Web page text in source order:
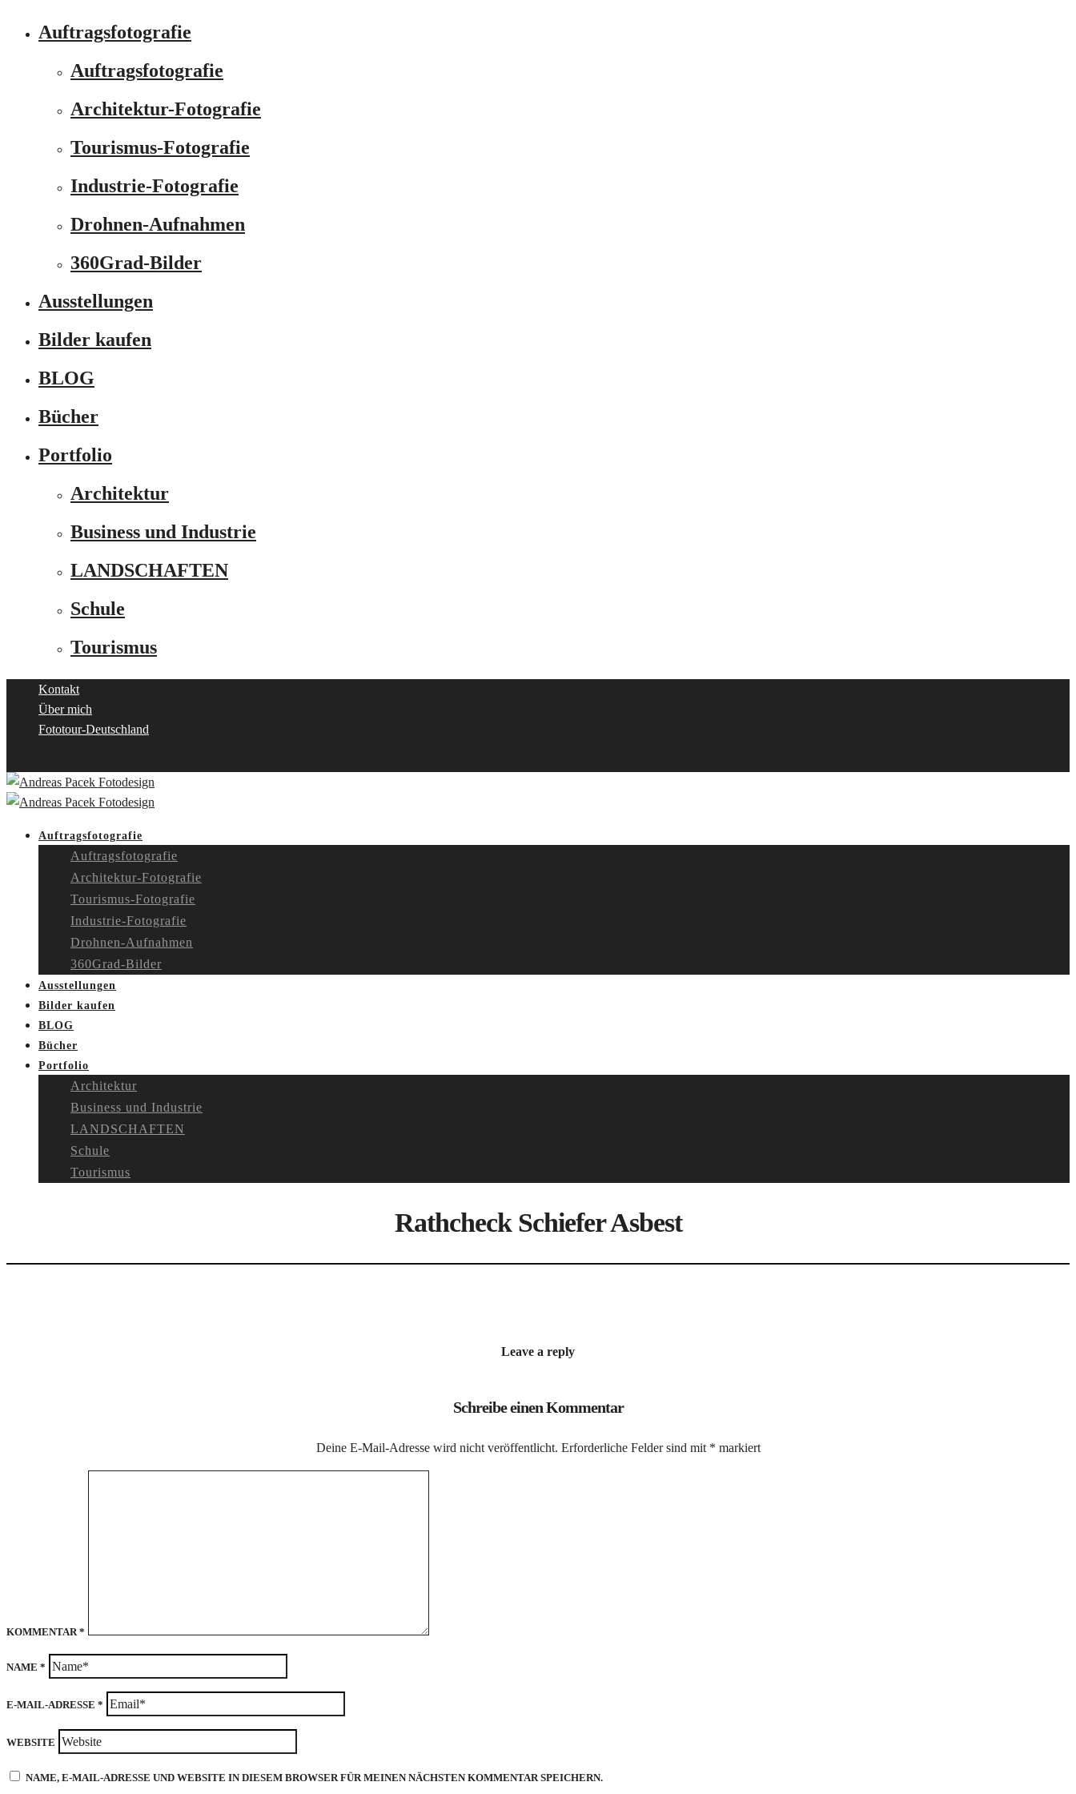
Auftragsfotografie
Auftragsfotografie
Architektur-Fotografie
Tourismus-Fotografie
Industrie-Fotografie
Drohnen-Aufnahmen
360Grad-Bilder
Ausstellungen
Bilder kaufen
BLOG
Bücher
Portfolio
Architektur
Business und Industrie
LANDSCHAFTEN
Schule
Tourismus
Kontakt
Über mich
Fototour-Deutschland
Auftragsfotografie
Auftragsfotografie
Architektur-Fotografie
Tourismus-Fotografie
Industrie-Fotografie
Drohnen-Aufnahmen
360Grad-Bilder
Ausstellungen
Bilder kaufen
BLOG
Bücher
Portfolio
Architektur
Business und Industrie
LANDSCHAFTEN
Schule
Tourismus
Rathcheck Schiefer Asbest
Leave a reply
Schreibe einen Kommentar
Deine E-Mail-Adresse wird nicht veröffentlicht. Erforderliche Felder sind mit * markiert
KOMMENTAR*
NAME *
E-MAIL-ADRESSE *
WEBSITE
NAME, E-MAIL-ADRESSE UND WEBSITE IN DIESEM BROWSER FÜR MEINEN NÄCHSTEN KOMMENTAR SPEICHERN.